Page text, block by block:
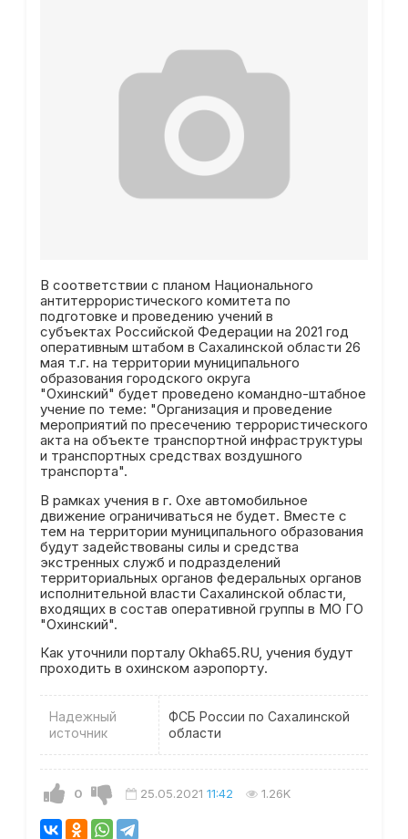
В соответствии с планом Национального
антитеррористического комитета по
подготовке и проведению учений в
субъектах Российской Федерации на 2021 год
оперативным штабом в Сахалинской области 26
мая т.г. на территории муниципального
образования городского округа
"Охинский" будет проведено командно-штабное
учение по теме: "Организация и проведение
мероприятий по пресечению террористического
акта на объекте транспортной инфраструктуры
и транспортных средствах воздушного
транспорта".
В рамках учения в г. Охе автомобильное
движение ограничиваться не будет. Вместе с
тем на территории муниципального образования
будут задействованы силы и средства
экстренных служб и подразделений
территориальных органов федеральных органов
исполнительной власти Сахалинской области,
входящих в состав оперативной группы в МО ГО
"Охинский".
Как уточнили порталу Okha65.RU, учения будут
проходить в охинском аэропорту.
Надежный
источник
ФСБ России по Сахалинской
области
0 25.05.2021 11:42 1.26K